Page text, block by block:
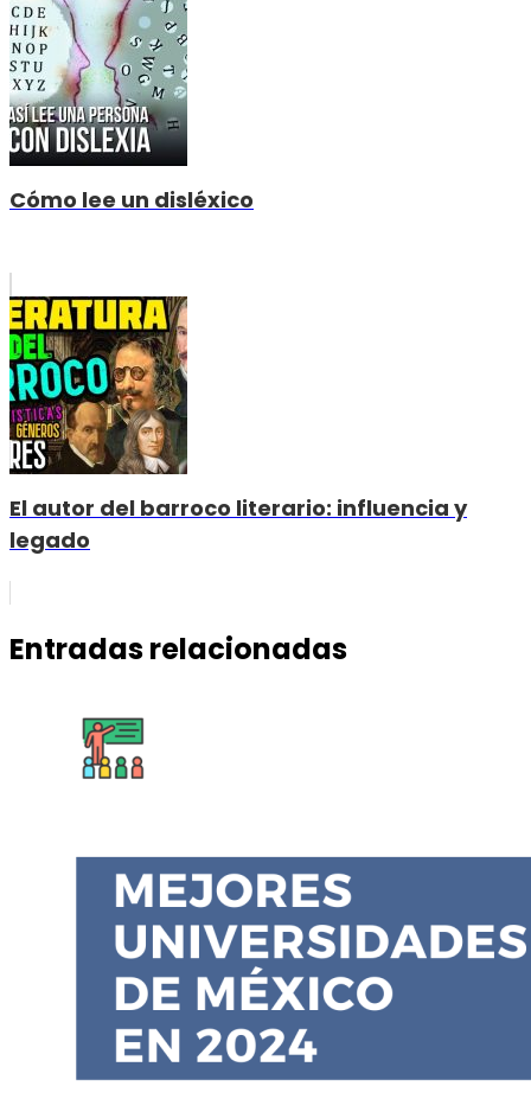
Cómo lee un disléxico
El autor del barroco literario: influencia y
legado
Entradas relacionadas